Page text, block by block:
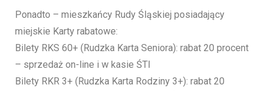
Ponadto – mieszkańcy Rudy Śląskiej posiadający
miejskie Karty rabatowe:
Bilety RKS 60+ (Rudzka Karta Seniora): rabat 20 procent
– sprzedaż on-line i w kasie ŚTI
Bilety RKR 3+ (Rudzka Karta Rodziny 3+): rabat 20